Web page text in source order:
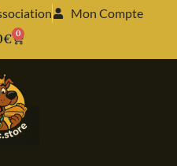
Mon Compte
€ 0